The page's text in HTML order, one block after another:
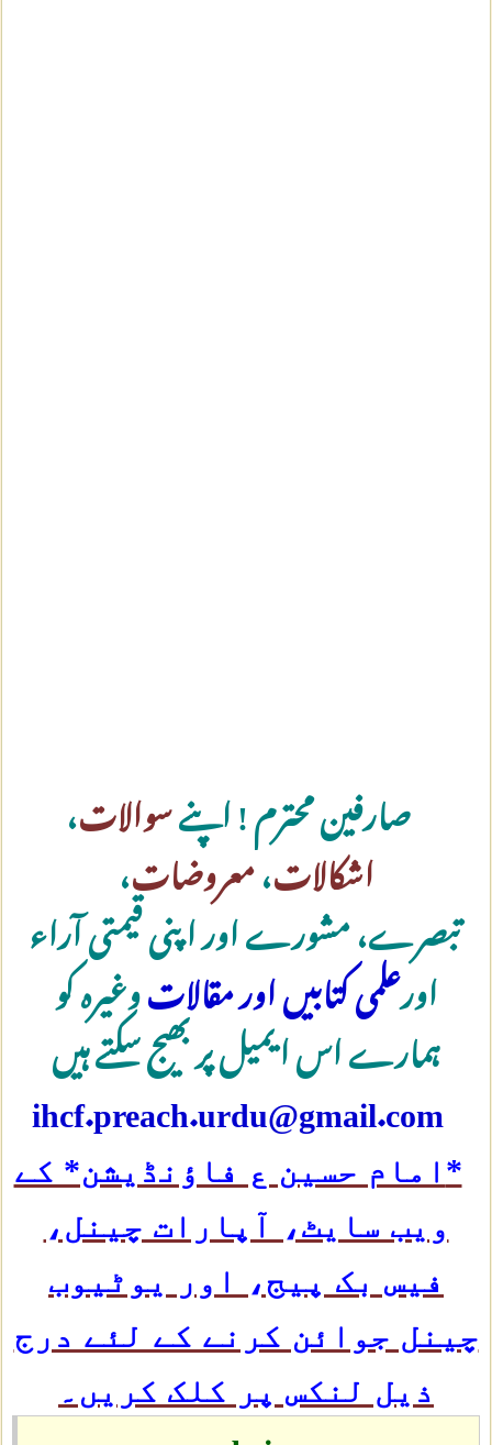
صارفین محترم ! اپنےسوالات،
اشکالات،معروضات،
تبصرے، مشورے اور اپنی قیمتی آراء
اورعلمی کتابیں اور مقالاتوغیرہ کو
ہمارے اس ایمیل پر بھیج سکتے ہیں
ihcf.preach.urdu@gmail.com
* امام حسین ع فاؤنڈیشن* کے
ویب سایٹ، آپارات چینل،
فیس بک پیج، اور یوٹیوب
چینل جوائن کرنے کے لئے درج
ذیل لنکس پر کلک کریں۔